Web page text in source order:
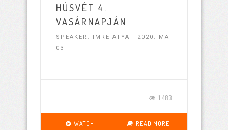
HÚSVÉT 4.
VASÁRNAPJÁN
SPEAKER: IMRE ATYA | 2020. MAI
03
1483
WATCH READ MORE